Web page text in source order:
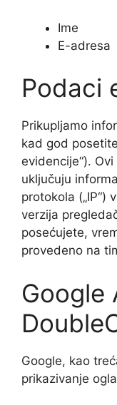
Ime
E-adresa
Podaci
Prikupljamo
kad god
evidencije“).
uključuju
protokola („IP“)
verzija
posećujete,
provedeno na
Google
Google, kao
prikazivanje